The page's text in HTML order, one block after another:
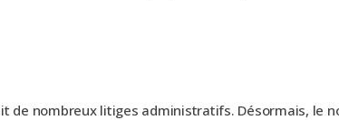
nombreux litiges administratifs. Désormais, le